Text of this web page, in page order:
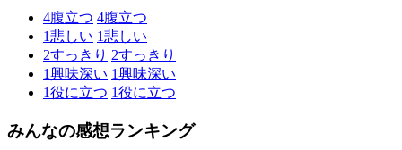
4腹立つ 4腹立つ
1悲しい 1悲しい
2すっきり 2すっきり
1興味深い 1興味深い
1役に立つ 1役に立つ
みんなの感想ランキング